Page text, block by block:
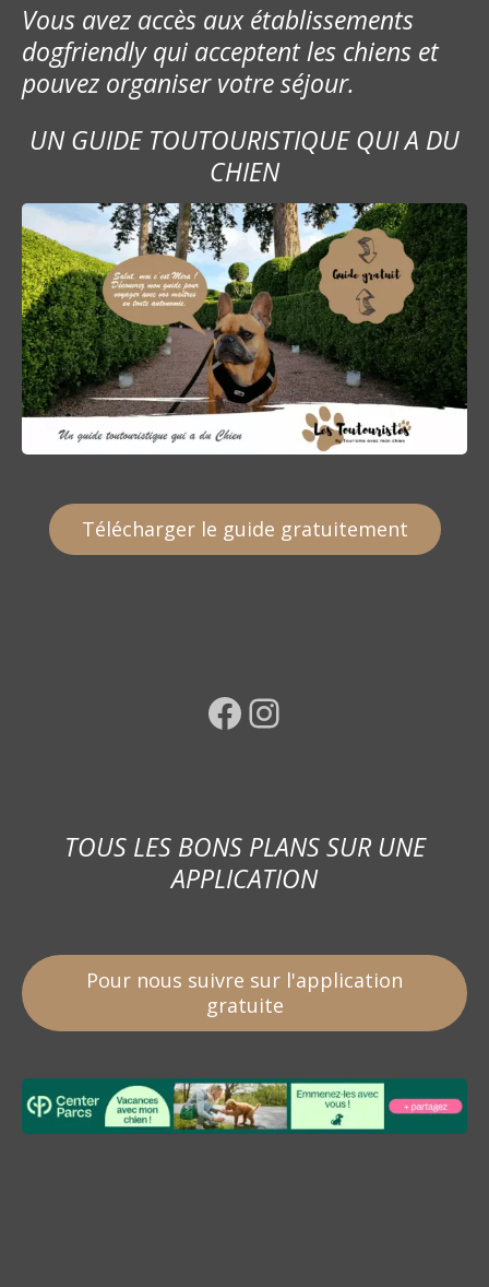
Vous avez accès aux établissements
dogfriendly qui acceptent les chiens et
pouvez organiser votre séjour.
UN GUIDE TOUTOURISTIQUE QUI A DU
CHIEN
Télécharger le guide gratuitement
Facebook Instagram
TOUS LES BONS PLANS SUR UNE
APPLICATION
Pour nous suivre sur l'application
gratuite